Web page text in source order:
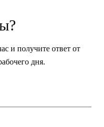
и получите ответ от
дня.